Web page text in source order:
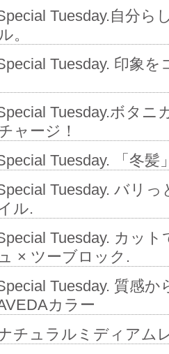
Tuesday.自分ら
。
Tuesday. 印象
Tuesday.ボタニ
ャージ！
Tuesday. 「冬
Tuesday. バリ
ル.
Tuesday. カッ
× ツーブロック.
Tuesday. 質感
カラー
チュラルミディアム